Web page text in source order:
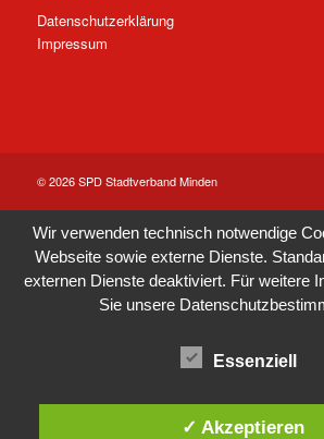
Datenschutzerklärung
Impressum
© 2026 SPD Stadtverband Minden
Wir verwenden technisch notwendige
Webseite sowie externe Dienste.
externen Dienste deaktiviert. Für weitere
Sie unsere
Essenziell
✓ Akzeptieren